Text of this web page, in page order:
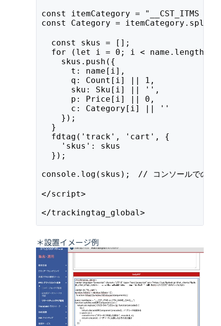
const itemCategory = "__CST_ITMS
const Category =
  const skus = [];
for (let i = 0; i < name.length;
    skus.push({
      t: name[i],
      q: Count[i] || 1,
      sku: Sku[i] || '',
      p: Price[i] || 0,
      c: Category[i] || ''
    });
  }
  fdtag('track', 'cart', {
    'skus': skus
});
console.log(skus);　// コンソールでの成
</script>
</trackingtag_global>
＊設置イメージ例